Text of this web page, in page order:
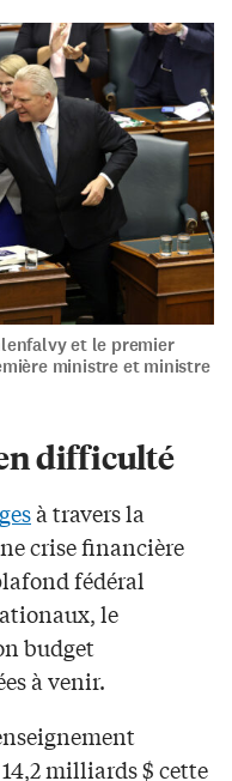
et le premier
ministre et ministre
difficulté
à travers la
crise financière
fédéral
le
budget
à venir.
milliards $ cette